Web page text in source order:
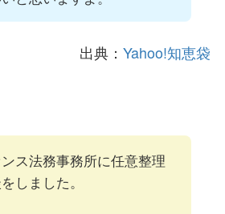
出典：Yahoo!知恵袋
ス法務事務所に任意整理
しました。